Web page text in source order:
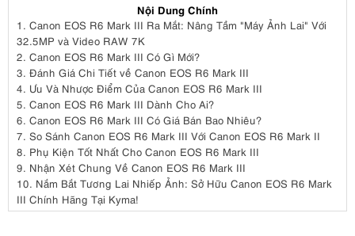
Nội Dung Chính
1. Canon EOS R6 Mark III Ra Mắt: Nâng Tầm "Máy Ảnh Lai" Với
32.5MP và Video RAW 7K
2. Canon EOS R6 Mark III Có Gì Mới?
3. Đánh Giá Chi Tiết về Canon EOS R6 Mark III
4. Ưu Và Nhược Điểm Của Canon EOS R6 Mark III
5. Canon EOS R6 Mark III Dành Cho Ai?
6. Canon EOS R6 Mark III Có Giá Bán Bao Nhiêu?
7. So Sánh Canon EOS R6 Mark III Với Canon EOS R6 Mark II
8. Phụ Kiện Tốt Nhất Cho Canon EOS R6 Mark III
9. Nhận Xét Chung Về Canon EOS R6 Mark III
10. Nắm Bắt Tương Lai Nhiếp Ảnh: Sở Hữu Canon EOS R6 Mark
III Chính Hãng Tại Kyma!